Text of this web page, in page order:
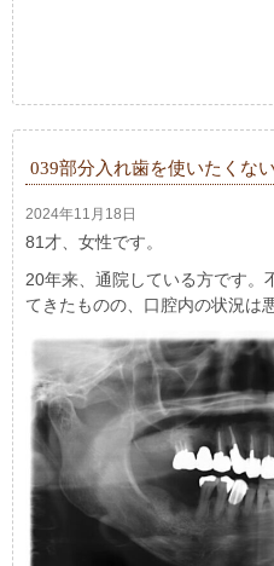
039部分入れ歯を使いたくな
2024年11月18日
81才、女性です。
20年来、通院している方です。
てきたものの、口腔内の状況は